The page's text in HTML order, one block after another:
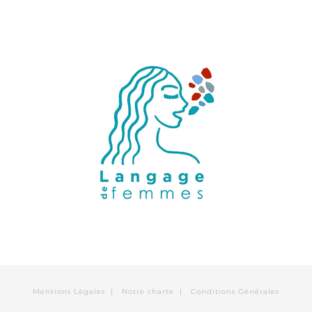
Mentions Légales | Notre charte | Conditions Générales